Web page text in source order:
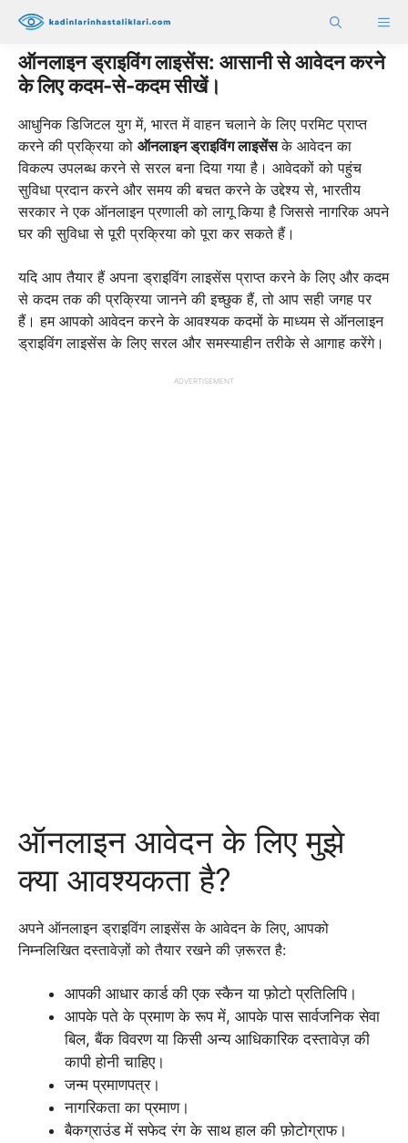
Skip
content
ऑनलाइन ड्राइविंग लाइसेंस: आसानी से आवेदन करने
के लिए कदम-से-कदम सीखें।
आधुनिक डिजिटल युग में, भारत में वाहन चलाने के लिए परमिट प्राप्त
करने की प्रक्रिया को ऑनलाइन ड्राइविंग लाइसेंसके आवेदन का
विकल्प उपलब्ध करने से सरल बना दिया गया है। आवेदकों को पहुंच
सुविधा प्रदान करने और समय की बचत करने के उद्देश्य से, भारतीय
सरकार ने एक ऑनलाइन प्रणाली को लागू किया है जिससे नागरिक अपने
घर की सुविधा से पूरी प्रक्रिया को पूरा कर सकते हैं।
यदि आप तैयार हैं अपना ड्राइविंग लाइसेंस प्राप्त करने के लिए और कदम
से कदम तक की प्रक्रिया जानने की इच्छुक हैं, तो आप सही जगह पर
हैं। हम आपको आवेदन करने के आवश्यक कदमों के माध्यम से ऑनलाइन
ड्राइविंग लाइसेंस के लिए सरल और समस्याहीन तरीके से आगाह करेंगे।
ADVERTISEMENT
ऑनलाइन आवेदन के लिए मुझे
क्या आवश्यकता है?
अपने ऑनलाइन ड्राइविंग लाइसेंस के आवेदन के लिए, आपको
निम्नलिखित दस्तावेज़ों को तैयार रखने की ज़रूरत है:
आपकी आधार कार्ड की एक स्कैन या फ़ोटो प्रतिलिपि।
आपके पते के प्रमाण के रूप में, आपके पास सार्वजनिक सेवा
बिल, बैंक विवरण या किसी अन्य आधिकारिक दस्तावेज़ की
कापी होनी चाहिए।
जन्म प्रमाणपत्र।
नागरिकता का प्रमाण।
बैकग्राउंड में सफेद रंग के साथ हाल की फ़ोटोग्राफ।